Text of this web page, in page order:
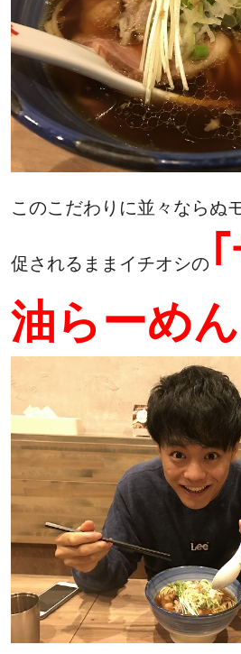
このこだわりに並々ならぬ
促されるままイチオシの
油らーめ